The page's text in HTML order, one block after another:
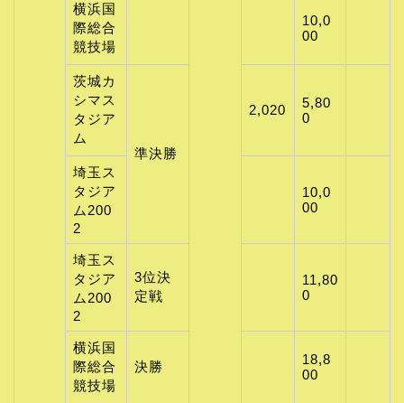
横浜国
際総合
競技場
10,0
00
茨城カ
シマス
タジア
ム
準決勝
2,020
5,80
0
埼玉ス
タジア
ム200
2
10,0
00
埼玉ス
タジア
ム200
2
3位決
定戦
11,80
0
横浜国
際総合
競技場
決勝
18,8
00